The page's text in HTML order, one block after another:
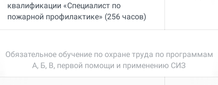
квалификации «Специалист по
пожарной профилактике» (256 часов)
Обязательное обучение по охране труда по программам
А, Б, В, первой помощи и применению СИЗ